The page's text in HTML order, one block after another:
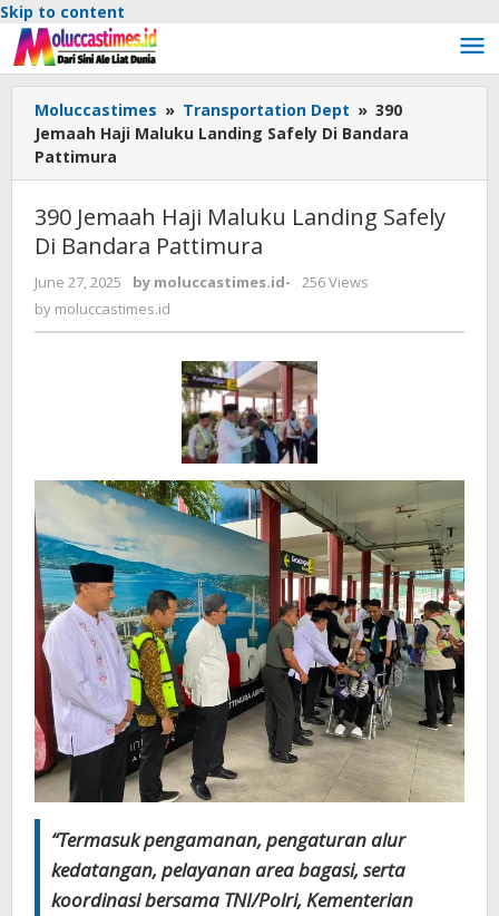
Skip to content
Moluccastimes » Transportation Dept » 390
Jemaah Haji Maluku Landing Safely Di Bandara
Pattimura
390 Jemaah Haji Maluku Landing Safely
Di Bandara Pattimura
June 27, 2025 by moluccastimes.id-
256 Views
by moluccastimes.id
“Termasuk pengamanan, pengaturan alur
kedatangan, pelayanan area bagasi, serta
koordinasi bersama TNI/Polri, Kementerian